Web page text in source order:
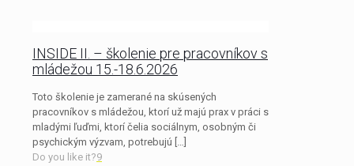
INSIDE II. – školenie pre pracovníkov s
mládežou 15.-18.6.2026
Toto školenie je zamerané na skúsených
pracovníkov s mládežou, ktorí už majú prax v práci s
mladými ľuďmi, ktorí čelia sociálnym, osobným či
psychickým výzvam, potrebujú […]
Do you like it?9